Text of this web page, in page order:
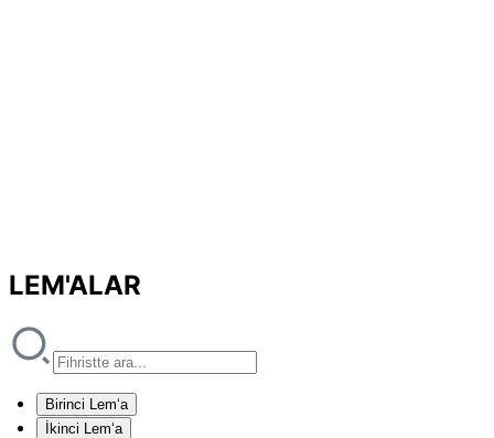
LEM'ALAR
Birinci Lem‘a
İkinci Lem‘a